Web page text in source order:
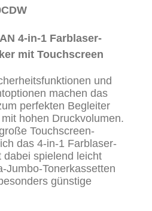
4-in-1 Farblaser-
mit Touchscreen
und
machen das
perfekten Begleiter
hohen Druckvolumen.
Touchscreen-
das 4-in-1 Farblaser-
dabei spielend leicht
Jumbo-Tonerkassetten
günstige